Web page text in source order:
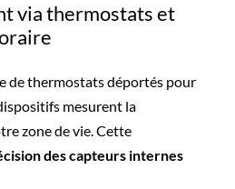
via thermostats et
de thermostats déportés pour
mesurent la
zone de vie. Cette
des capteurs internes